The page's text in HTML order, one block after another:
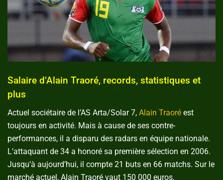
Salaire d’Alain Traoré, records, statistiques et
plus
Actuel sociétaire de l’AS Arta/Solar 7, Alain Traoré est
toujours en activité. Mais à cause de ses contre-
performances, il a disparu des radars en équipe nationale.
L’attaquant de 34 a honoré sa première sélection en 2006.
Jusqu’à aujourd’hui, il compte 21 buts en 66 matchs. Sur le
marché actuel, Alain Traoré vaut 150 000 euros.